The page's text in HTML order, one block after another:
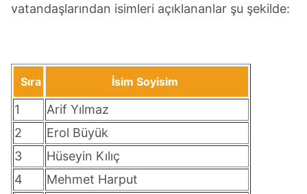
vatandaşlarından isimleri açıklananlar şu şekilde:
Sıra İsim Soyisim
1
Arif Yılmaz
2
Erol Büyük
3
Hüseyin Kılıç
4
Mehmet Harput